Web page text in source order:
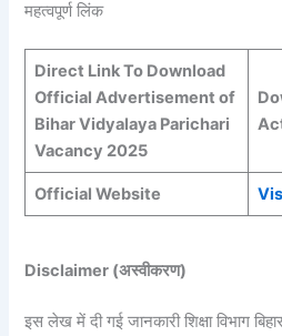
महत्वपूर्ण लिंक
Direct Link To Download
Official Advertisement of
Bihar Vidyalaya Parichari
Vacancy 2025
Official Website
Disclaimer (अस्वीकरण)
इस लेख में दी गई जानकारी शिक्षा विभाग